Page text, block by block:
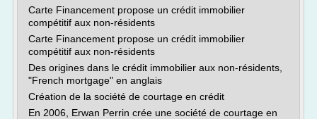
Carte Financement propose un crédit immobilier
compétitif aux non-résidents
Carte Financement propose un crédit immobilier
compétitif aux non-résidents
Des origines dans le crédit immobilier aux non-résidents,
"French mortgage" en anglais
Création de la société de courtage en crédit
En 2006, Erwan Perrin crée une société de courtage en